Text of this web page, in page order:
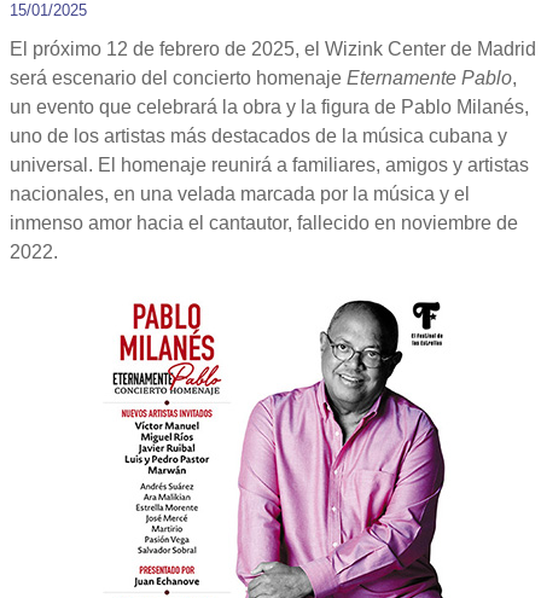
15/01/2025
El próximo 12 de febrero de 2025, el Wizink Center de Madrid
será escenario del concierto homenaje Eternamente Pablo,
un evento que celebrará la obra y la figura de Pablo Milanés,
uno de los artistas más destacados de la música cubana y
universal. El homenaje reunirá a familiares, amigos y artistas
nacionales, en una velada marcada por la música y el
inmenso amor hacia el cantautor, fallecido en noviembre de
2022.